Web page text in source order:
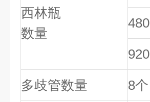
西林瓶
数量
480
920
多歧管数量 8个